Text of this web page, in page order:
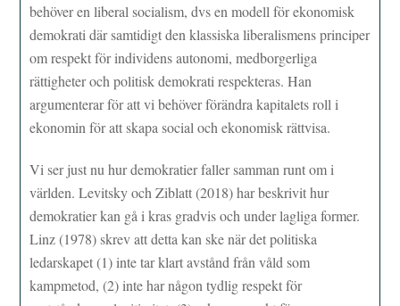
behöver en liberal socialism, dvs en modell för ekonomisk
demokrati där samtidigt den klassiska liberalismens principer
om respekt för individens autonomi, medborgerliga
rättigheter och politisk demokrati respekteras. Han
argumenterar för att vi behöver förändra kapitalets roll i
ekonomin för att skapa social och ekonomisk rättvisa.
Vi ser just nu hur demokratier faller samman runt om i
världen. Levitsky och Ziblatt (2018) har beskrivit hur
demokratier kan gå i kras gradvis och under lagliga former.
Linz (1978) skrev att detta kan ske när det politiska
ledarskapet (1) inte tar klart avstånd från våld som
kampmetod, (2) inte har någon tydlig respekt för